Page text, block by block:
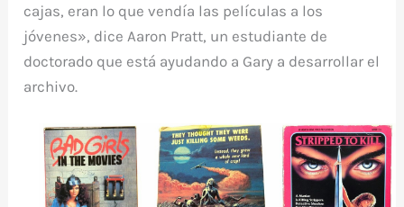
cajas, eran lo que vendía las películas a los
jóvenes», dice Aaron Pratt, un estudiante de
doctorado que está ayudando a Gary a desarrollar el
archivo.